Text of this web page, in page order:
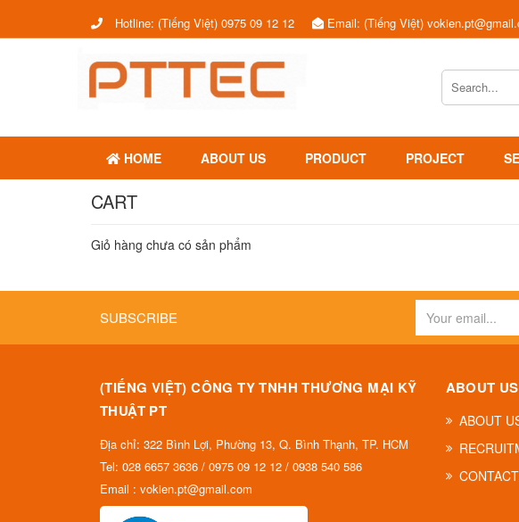
Hotline: (Tiếng Việt) 0975 09 12 12 Email: (Tiếng Việt)
HOME ABOUT US PRODUCT PROJECT
CART
Giỏ hàng chưa có sản phẩm
SUBSCRIBE
(TIẾNG VIỆT) CÔNG TY TNHH THƯƠNG MẠI KỸ
THUẬT PT
Địa chỉ: 322 Bình Lợi, Phường 13, Q. Bình Thạnh, TP. HCM
Tel: 028 6657 3636 / 0975 09 12 12 / 0938 540 586
Email : vokien.pt@gmail.com
ABOUT US
ABOUT